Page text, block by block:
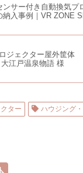
ンサー付き自動換気プ
納入事例｜VR ZONE
ジェクター屋外筐体
江戸温泉物語 様
ター
ハウジング